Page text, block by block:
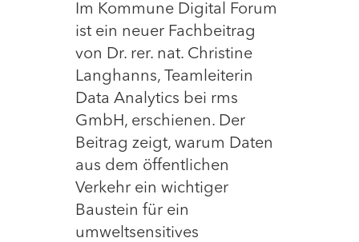
Im Kommune Digital Forum
ist ein neuer Fachbeitrag
von Dr. rer. nat. Christine
Langhanns, Teamleiterin
Data Analytics bei rms
GmbH, erschienen. Der
Beitrag zeigt, warum Daten
aus dem öffentlichen
Verkehr ein wichtiger
Baustein für ein
umweltsensitives